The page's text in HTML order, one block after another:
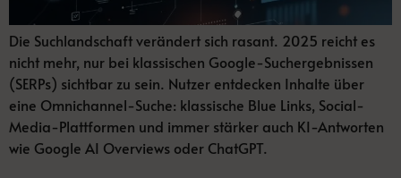
Die Suchlandschaft verändert sich rasant. 2025 reicht es
nicht mehr, nur bei klassischen Google-Suchergebnissen
(SERPs) sichtbar zu sein. Nutzer entdecken Inhalte über
eine Omnichannel-Suche: klassische Blue Links, Social-
Media-Plattformen und immer stärker auch KI-Antworten
wie Google AI Overviews oder ChatGPT.